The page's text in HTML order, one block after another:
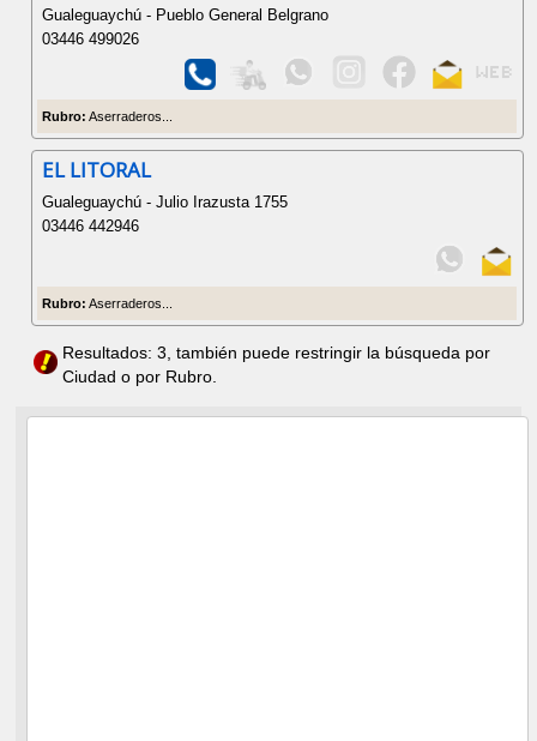
Gualeguaychú - Pueblo General Belgrano
03446 499026
Rubro: Aserraderos...
EL LITORAL
Gualeguaychú - Julio Irazusta 1755
03446 442946
Rubro: Aserraderos...
Resultados: 3, también puede restringir la búsqueda por
Ciudad o por Rubro.